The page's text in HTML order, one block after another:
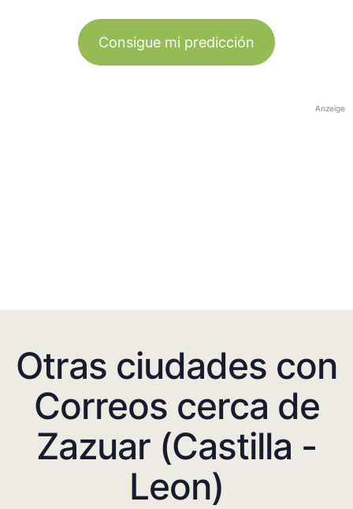
Consigue mi predicción
Anzeige
Otras ciudades con
Correos cerca de
Zazuar (Castilla -
Leon)